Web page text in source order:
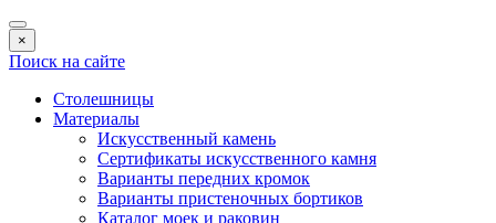
×
Поиск на сайте
Столешницы
Материалы
Искусственный камень
Сертификаты искусственного камня
Варианты передних кромок
Варианты пристеночных бортиков
Каталог моек и раковин